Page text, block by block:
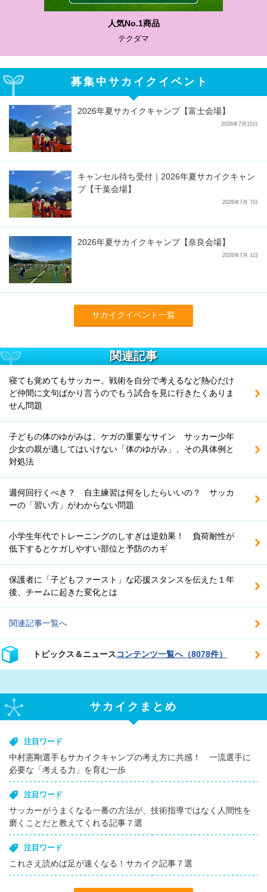
人気No.1商品
テクダマ
募集中サカイクイベント
2026年夏サカイクキャンプ【富士会場】
2026年7月15日
キャンセル待ち受付｜2026年夏サカイクキャン
プ【千葉会場】
2026年7月 7日
2026年夏サカイクキャンプ【奈良会場】
2026年7月 1日
サカイクイベント一覧
関連記事
寝ても覚めてもサッカー。戦術を自分で考えるなど熱心だけ
ど仲間に文句ばかり言うのでもう試合を見に行きたくありま
せん問題
子どもの体のゆがみは、ケガの重要なサイン サッカー少年
少女の親が逃してはいけない「体のゆがみ」、その具体例と
対処法
週何回行くべき？ 自主練習は何をしたらいいの？ サッカ
ーの「習い方」がわからない問題
小学生年代でトレーニングのしすぎは逆効果！ 負荷耐性が
低下するとケガしやすい部位と予防のカギ
保護者に「子どもファースト」な応援スタンスを伝えた１年
後、チームに起きた変化とは
関連記事一覧へ
トピックス＆ニュースコンテンツ一覧へ（8078件）
サカイクまとめ
注目ワード
中村憲剛選手もサカイクキャンプの考え方に共感！ 一流選手に
必要な「考える力」を育む一歩
注目ワード
サッカーがうまくなる一番の方法が、技術指導ではなく人間性を
磨くことだと教えてくれる記事７選
注目ワード
これさえ読めば足が速くなる！サカイク記事７選